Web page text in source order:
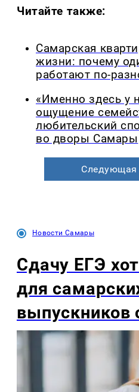
Читайте также:
Самарская
жизни: почему
работают по-
«Именно здесь у
ощущение
любительский
во дворы Самары
Следующая
Новости Самары
Сдачу ЕГЭ
для
выпускников